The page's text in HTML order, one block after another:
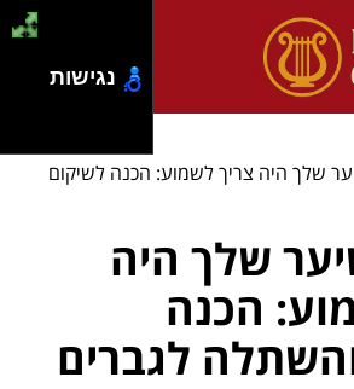
שלך היה צריך לשמוע: הכנה לשיקום
שלך היה
הכנה
לגברים
נגישות